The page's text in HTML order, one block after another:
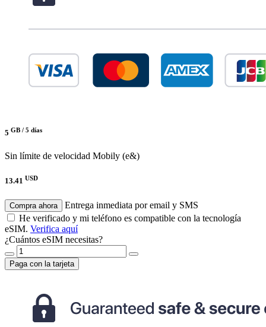
5 GB / 5 días
Sin límite de velocidad Mobily (e&)
13.41 USD
Compra ahora
Entrega inmediata por email y SMS
He verificado y mi teléfono es compatible con la tecnología
eSIM. Verifica aquí
¿Cuántos eSIM necesitas?
Paga con la tarjeta